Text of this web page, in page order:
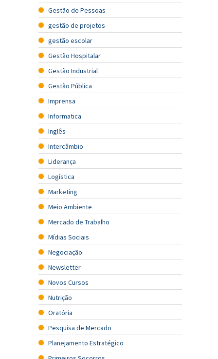
Gestão de Pessoas
gestão de projetos
gestão escolar
Gestão Hospitalar
Gestão Industrial
Gestão Pública
Imprensa
Informatica
Inglês
Intercâmbio
Liderança
Logística
Marketing
Meio Ambiente
Mercado de Trabalho
Mídias Sociais
Negociação
Newsletter
Novos Cursos
Nutrição
Oratória
Pesquisa de Mercado
Planejamento Estratégico